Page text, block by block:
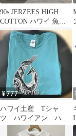
90s JERZEES HIGH
COTTON ハワイ 魚図
鑑 アートTシャツ
¥777
ハワイ土産 Tシャ
ツ ハワイアン ハワ
イアングリーン